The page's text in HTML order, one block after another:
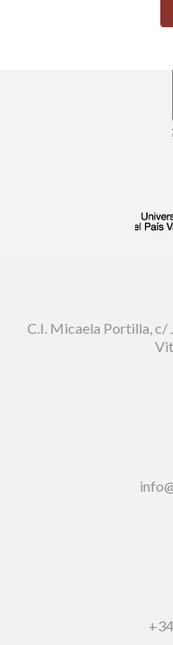
C.I. Micaela Portilla, c/